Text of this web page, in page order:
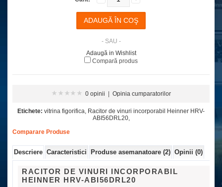
- SAU -
Adaugă in Wishlist
Compară produs
0 opinii Opinia cumparatorilor
Etichete: vitrina figorifica, Racitor de vinuri incorporabil Heinner HRV-
ABI56DRL20,
Comparare Produse
Descriere Caracteristici Produse asemanatoare (2) Opinii (0)
RACITOR DE VINURI INCORPORABIL
HEINNER HRV-ABI56DRL20